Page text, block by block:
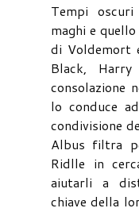
Tempi
maghi e
di Voldemort
Black,
consolazione
lo conduce
condivisione
Albus filtra
Ridlle in
aiutarli a
chiave della